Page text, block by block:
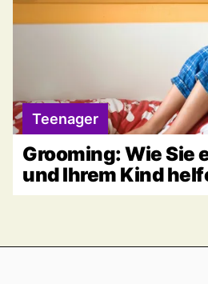
Teenager
Grooming: Wie Sie
und Ihrem Kind